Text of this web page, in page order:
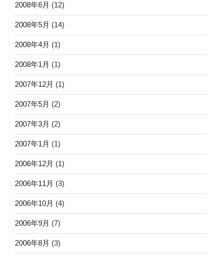
2008年6月 (12)
2008年5月 (14)
2008年4月 (1)
2008年1月 (1)
2007年12月 (1)
2007年5月 (2)
2007年3月 (2)
2007年1月 (1)
2006年12月 (1)
2006年11月 (3)
2006年10月 (4)
2006年9月 (7)
2006年8月 (3)